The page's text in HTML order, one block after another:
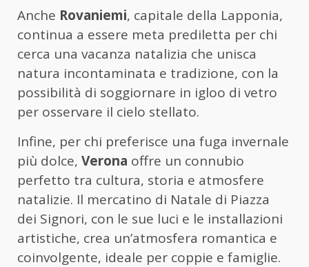
Anche Rovaniemi, capitale della Lapponia,
continua a essere meta prediletta per chi
cerca una vacanza natalizia che unisca
natura incontaminata e tradizione, con la
possibilità di soggiornare in igloo di vetro
per osservare il cielo stellato.
Infine, per chi preferisce una fuga invernale
più dolce, Verona offre un connubio
perfetto tra cultura, storia e atmosfere
natalizie. Il mercatino di Natale di Piazza
dei Signori, con le sue luci e le installazioni
artistiche, crea un’atmosfera romantica e
coinvolgente, ideale per coppie e famiglie.